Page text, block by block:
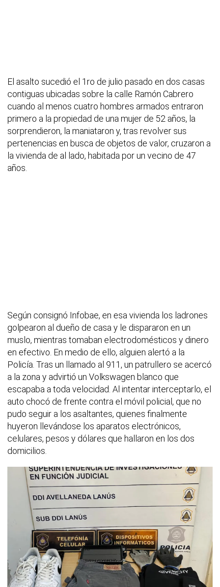
El asalto sucedió el 1ro de julio pasado en dos casas
contiguas ubicadas sobre la calle Ramón Cabrero
cuando al menos cuatro hombres armados entraron
primero a la propiedad de una mujer de 52 años, la
sorprendieron, la maniataron y, tras revolver sus
pertenencias en busca de objetos de valor, cruzaron a
la vivienda de al lado, habitada por un vecino de 47
años.
Según consignó Infobae, en esa vivienda los ladrones
golpearon al dueño de casa y le dispararon en un
muslo, mientras tomaban electrodomésticos y dinero
en efectivo. En medio de ello, alguien alertó a la
Policía. Tras un llamado al 911, un patrullero se acercó
a la zona y advirtió un Volkswagen blanco que
escapaba a toda velocidad. Al intentar interceptarlo, el
auto chocó de frente contra el móvil policial, que no
pudo seguir a los asaltantes, quienes finalmente
huyeron llevándose los aparatos electrónicos,
celulares, pesos y dólares que hallaron en los dos
domicilios.